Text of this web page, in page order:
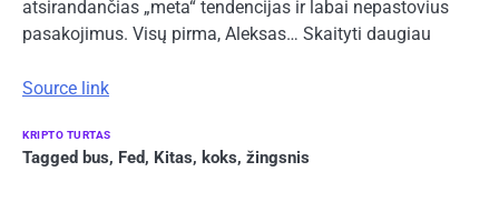
atsirandančias „meta“ tendencijas ir labai nepastovius
pasakojimus. Visų pirma, Aleksas… Skaityti daugiau
Source link
KRIPTO TURTAS
Tagged bus, Fed, Kitas, koks, žingsnis